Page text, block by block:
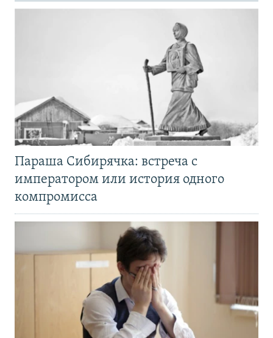
Параша Сибирячка: встреча с
императором или история одного
компромисса